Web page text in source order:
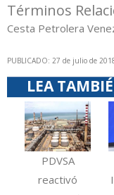
Términos
Cesta Petrolera
PUBLICADO: 27 de julio de
LEA
PDVSA
reactivó